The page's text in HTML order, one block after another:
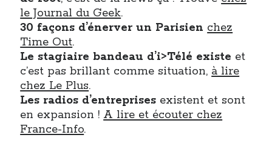
le Journal du Geek.
30 façons d’énerver un Parisien chez
Time Out.
Le stagiaire bandeau d’i>Télé existe et
c’est pas brillant comme situation, à lire
chez Le Plus.
Les radios d’entreprises existent et sont
en expansion ! A lire et écouter chez
France-Info.